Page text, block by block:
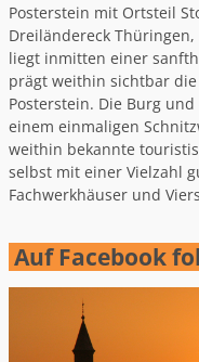
Posterstein mit Ortsteil
Dreiländereck
liegt inmitten einer
prägt weithin sichtbar
Posterstein. Die Burg
einem einmaligen
weithin bekannte
selbst mit einer Vielzahl
Fachwerkhäuser und
Auf Facebook